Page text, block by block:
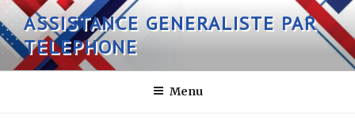
Aller
au
contenu
principal
ASSISTANCE GENERALISTE PAR
TELEPHONE
Menu